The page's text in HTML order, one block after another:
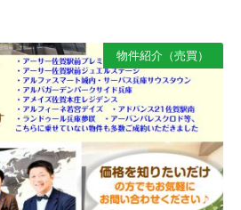
物件紹介（売買）